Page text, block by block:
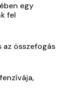
egy
fel
összefogás